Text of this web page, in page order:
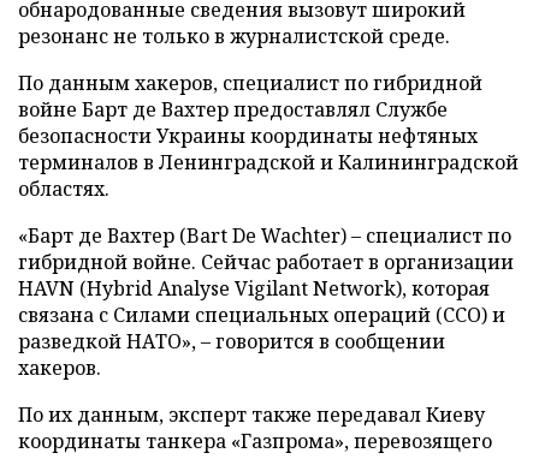
обнародованные сведения вызовут широкий
резонанс не только в журналистской среде.
По данным хакеров, специалист по гибридной
войне Барт де Вахтер предоставлял Службе
безопасности Украины координаты нефтяных
терминалов в Ленинградской и Калининградской
областях.
«Барт де Вахтер (Bart De Wachter) – специалист по
гибридной войне. Сейчас работает в организации
HAVN (Hybrid Analyse Vigilant Network), которая
связана с Силами специальных операций (ССО) и
разведкой НАТО», – говорится в сообщении
хакеров.
По их данным, эксперт также передавал Киеву
координаты танкера «Газпрома», перевозящего